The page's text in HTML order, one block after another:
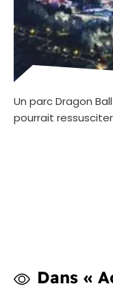
Un parc Dragon
pourrait
Dans «